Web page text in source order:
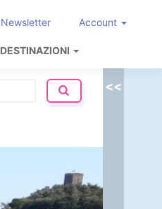
Newsletter Account
DESTINAZIONI
<<